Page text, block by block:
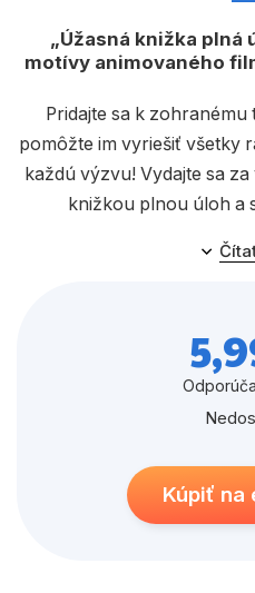
Všetky kategórie
Úžasná knižka plná
motívy animovaného
Pridajte sa k
pomôžte im vyriešiť všetky
každú výzvu! Vydajte sa
knižkou plnou úloh a
Kúpiť na